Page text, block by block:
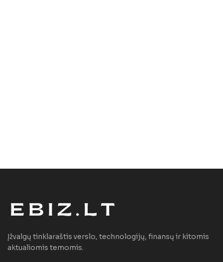
Įžvalgų tinklaraštis verslo, technologijų, finansų ir kitomis
aktualiomis temomis.